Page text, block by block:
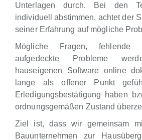
Unterlagen durch. Bei den
individuell abstimmen, achtet der
seiner Erfahrung auf mögliche
Mögliche Fragen, fehlende
aufgedeckte Probleme
hauseigenen Software online
lange als offener Punkt
Erledigungsbestätigung haben
ordnungsgemäßen Zustand
Ziel ist, dass wir gemeinsam
Bauunternehmen zur